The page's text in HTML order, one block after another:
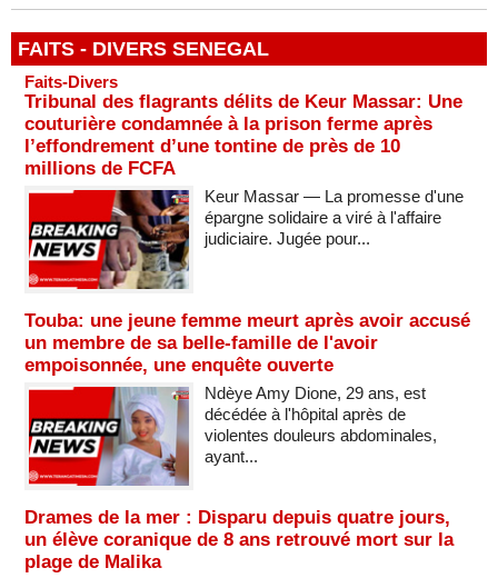
FAITS - DIVERS SENEGAL
Faits-Divers
Tribunal des flagrants délits de Keur Massar: Une
couturière condamnée à la prison ferme après
l’effondrement d’une tontine de près de 10
millions de FCFA
Keur Massar — La promesse d'une
épargne solidaire a viré à l'affaire
judiciaire. Jugée pour...
Touba: une jeune femme meurt après avoir accusé
un membre de sa belle-famille de l'avoir
empoisonnée, une enquête ouverte
Ndèye Amy Dione, 29 ans, est
décédée à l'hôpital après de
violentes douleurs abdominales,
ayant...
Drames de la mer : Disparu depuis quatre jours,
un élève coranique de 8 ans retrouvé mort sur la
plage de Malika